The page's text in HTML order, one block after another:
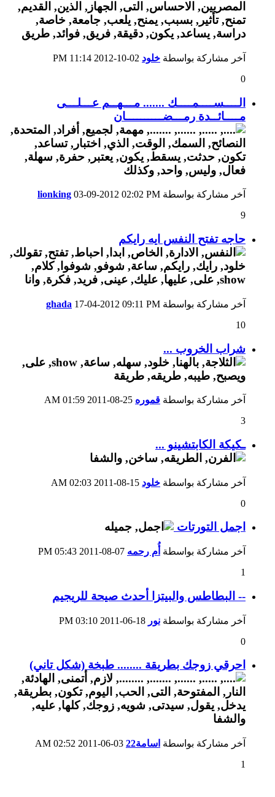
آخر مشاركة بواسطة خلود
11:14 PM
0
الــــســــمــــك ....... مـــهــم عـــلـــى
مــــائــدة رمـــضــــــــــان
آخر مشاركة بواسطة lionking 03-09-2012 02:02 PM
9
حاجه تفتح النفس ايه رايكم
آخر مشاركة بواسطة ghada 17-04-2012 09:11 PM
10
شراب الخروب ...
آخر مشاركة بواسطة قموره
01:59 AM
3
ـكيكة الكابتشينو ...
آخر مشاركة بواسطة خلود
02:03 AM
0
اجمل التورتات
آخر مشاركة بواسطة أُم رحمه
05:43 PM
1
-- البطاطس والبيتزا أحدث صيحة للريجيم
آخر مشاركة بواسطة نور
03:10 PM
0
احرقي زوجك بطريقة ........ طبخة (شكل تاني)
آخر مشاركة بواسطة اسامة22
02:52 AM
1